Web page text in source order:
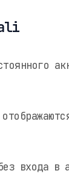
входа в